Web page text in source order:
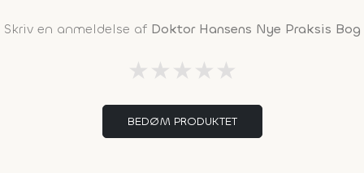
Skriv en anmeldelse af Doktor Hansens Nye Praksis Bog
★ ★ ★ ★ ★
BEDØM PRODUKTET